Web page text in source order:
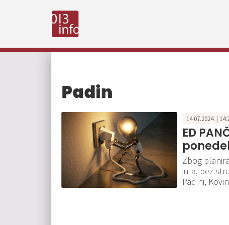
Padin
14.07.2024. |
ED
Zbog
jula, bez
Padini,